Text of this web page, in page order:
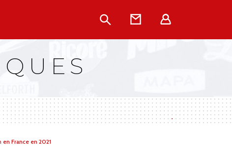
Rechercher
Contact
France en 2021